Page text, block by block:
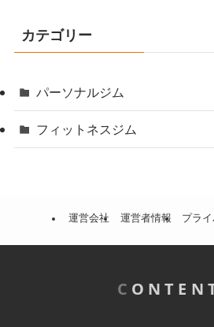
カテゴリー
パーソナルジム
フィットネスジム
運営会社 運営者情報 プラ
C